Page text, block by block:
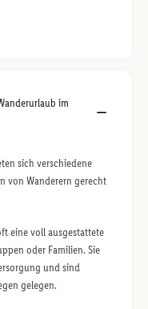
im
sich verschiedene
von Wanderern gerecht
eine voll ausgestattete
oder Familien. Sie
und sind
gelegen.